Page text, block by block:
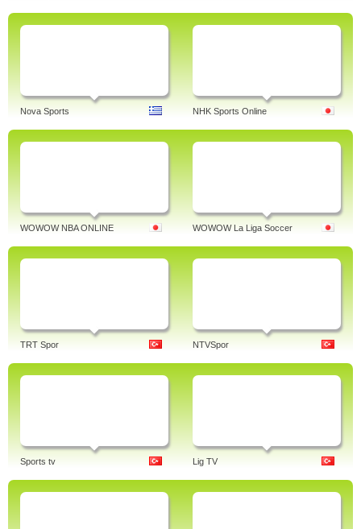
Nova Sports NHK Sports Online
WOWOW NBA ONLINE WOWOW La Liga Soccer
TRT Spor NTVSpor
Sports tv Lig TV